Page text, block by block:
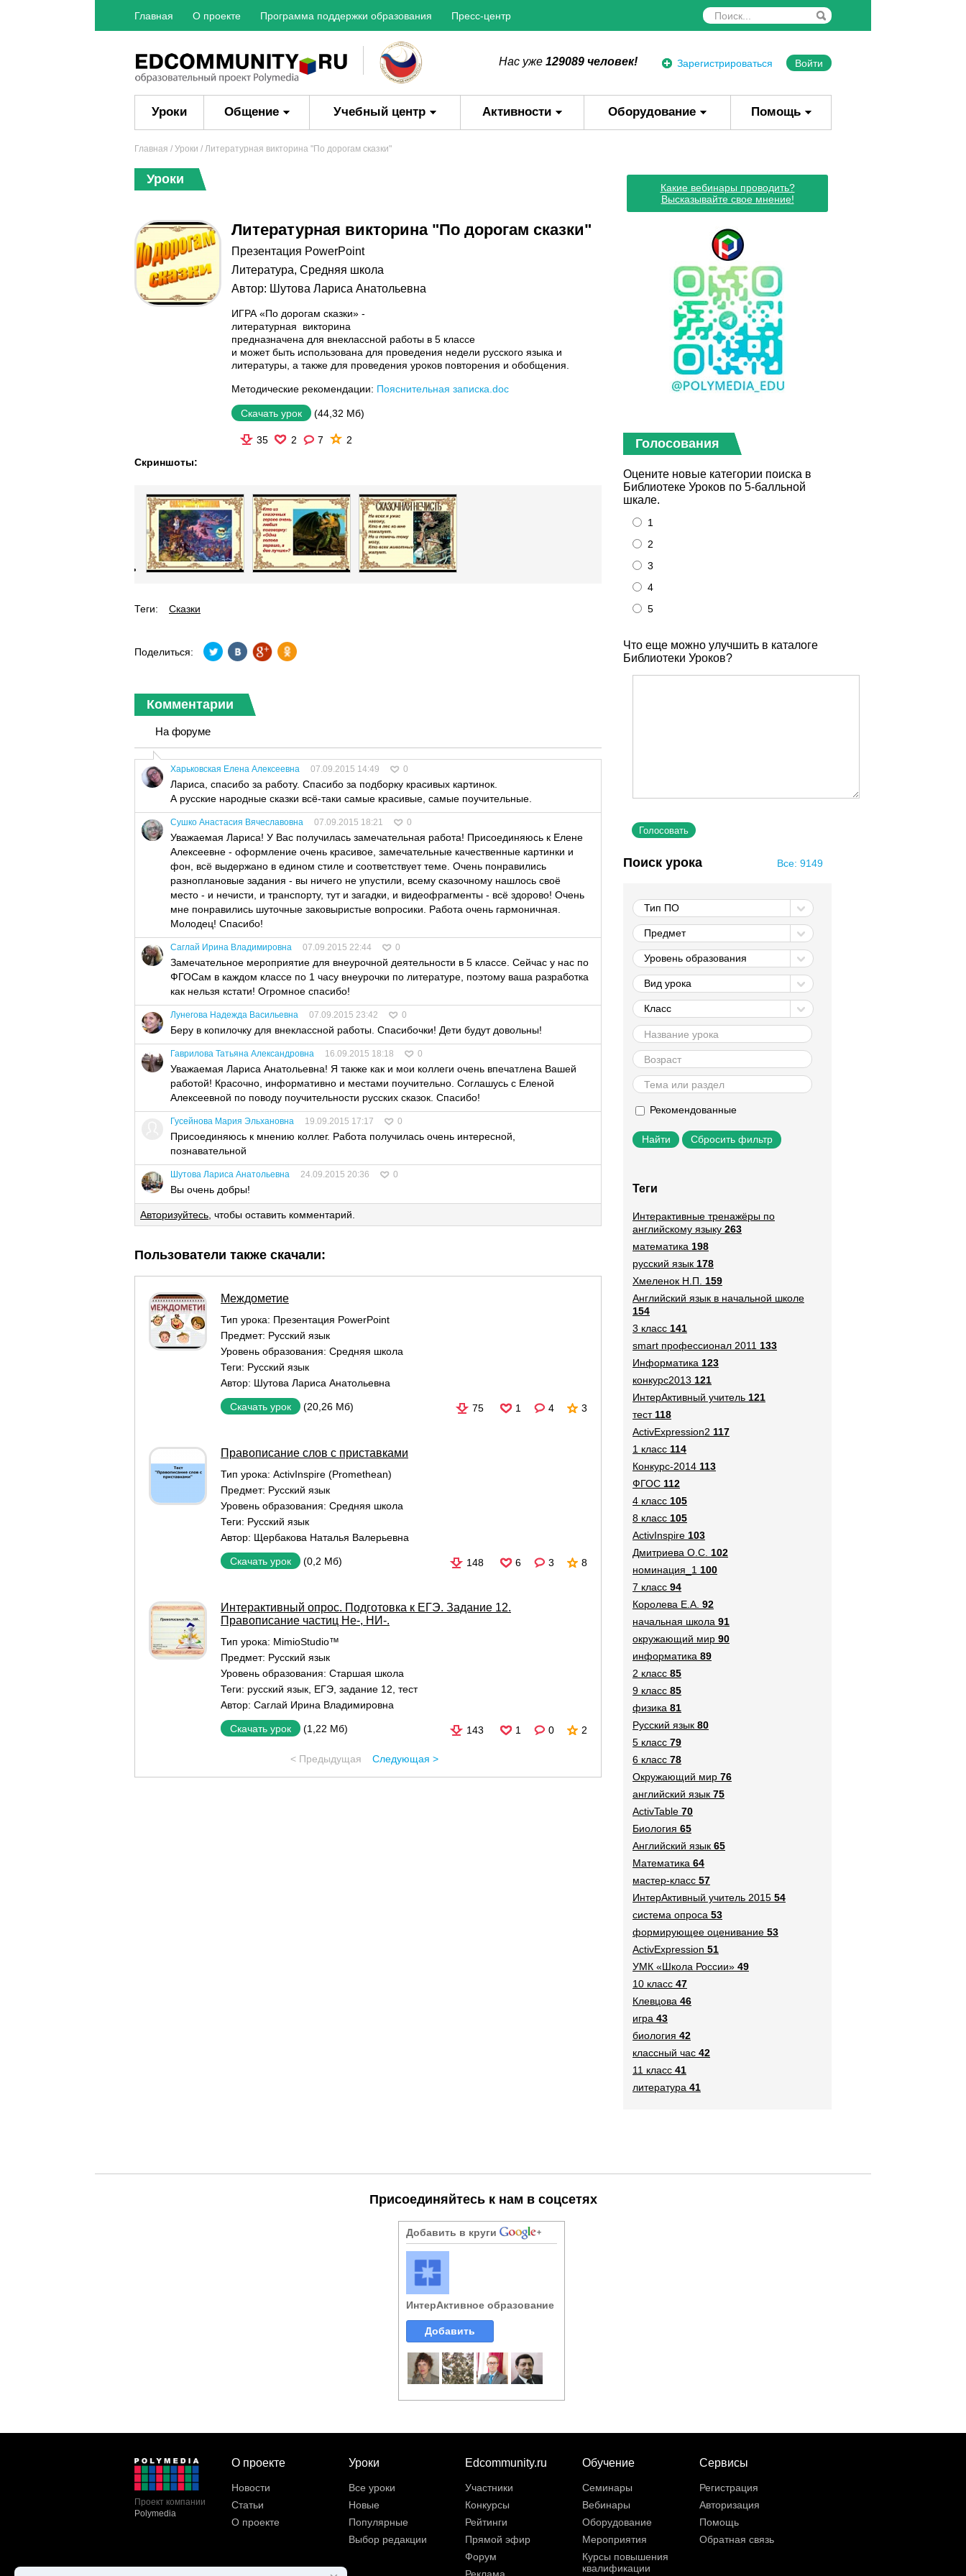
Главная О проекте Программа поддержки образования Пресс-центр
Зарегистрироваться Войти
Нас уже 129089 человек!
Уроки Общение Учебный центр Активности Оборудование Помощь
Главная / Уроки / Литературная викторина "По дорогам сказки"
Уроки
Литературная викторина "По дорогам сказки"
Презентация PowerPoint
Литература, Средняя школа
Автор: Шутова Лариса Анатольевна
ИГРА «По дорогам сказки» -
литературная викторина
предназначена для внеклассной работы в 5 классе
и может быть использована для проведения недели русского языка и
литературы, а также для проведения уроков повторения и обобщения.
Методические рекомендации: Пояснительная записка.doc
Скачать урок (44,32 Мб)
35 2 7
2
Скриншоты:
Теги: Сказки
Поделиться:
Комментарии
На форуме
Харьковская Елена Алексеевна 07.09.2015 14:49 0
Лариса, спасибо за работу. Спасибо за подборку красивых картинок.
А русские народные сказки всё-таки самые красивые, самые поучительные.
Сушко Анастасия Вячеславовна 07.09.2015 18:21 0
Уважаемая Лариса! У Вас получилась замечательная работа! Присоединяюсь к Елене
Алексеевне - оформление очень красивое, замечательные качественные картинки и
фон, всё выдержано в едином стиле и соответствует теме. Очень понравились
разноплановые задания - вы ничего не упустили, всему сказочному нашлось своё
место - и нечисти, и транспорту, тут и загадки, и видеофрагменты - всё здорово! Очень
мне понравились шуточные заковыристые вопросики. Работа очень гармоничная.
Молодец! Спасибо!
Саглай Ирина Владимировна 07.09.2015 22:44 0
Замечательное мероприятие для внеурочной деятельности в 5 классе. Сейчас у нас по
ФГОСам в каждом классе по 1 часу внеурочки по литературе, поэтому ваша разработка
как нельзя кстати! Огромное спасибо!
Лунегова Надежда Васильевна 07.09.2015 23:42 0
Беру в копилочку для внеклассной работы. Спасибочки! Дети будут довольны!
Гаврилова Татьяна Александровна 16.09.2015 18:18 0
Уважаемая Лариса Анатольевна! Я также как и мои коллеги очень впечатлена Вашей
работой! Красочно, информативно и местами поучительно. Соглашусь с Еленой
Алексеевной по поводу поучительности русских сказок. Спасибо!
Гусейнова Мария Эльхановна 19.09.2015 17:17 0
Присоединяюсь к мнению коллег. Работа получилась очень интересной,
познавательной
Шутова Лариса Анатольевна 24.09.2015 20:36 0
Вы очень добры!
Авторизуйтесь , чтобы оставить комментарий.
Пользователи также скачали:
Междометие
Тип урока: Презентация PowerPoint
Предмет: Русский язык
Уровень образования: Средняя школа
Теги: Русский язык
Автор: Шутова Лариса Анатольевна
Скачать урок (20,26 Мб) 75 1 4 3
Правописание слов с приставками
Тип урока: ActivInspire (Promethean)
Предмет: Русский язык
Уровень образования: Средняя школа
Теги: Русский язык
Автор: Щербакова Наталья Валерьевна
Скачать урок (0,2 Мб) 148 6 3 8
Интерактивный опрос. Подготовка к ЕГЭ. Задание 12.
Правописание частиц Не-, НИ-.
Тип урока: MimioStudio™
Предмет: Русский язык
Уровень образования: Старшая школа
Теги: русский язык ЕГЭ задание 12 тест
Автор: Саглай Ирина Владимировна
Скачать урок (1,22 Мб) 143 1 0 2
< Предыдущая Следующая >
Какие вебинары проводить?
Высказывайте свое мнение!
Голосования
Оцените новые категории поиска в
Библиотеке Уроков по 5-балльной
шкале.
1
2
3
4
5
Что еще можно улучшить в каталоге
Библиотеки Уроков?
Все: 9149
Поиск урока
Тип ПО
Предмет
Уровень образования
Вид урока
Класс
Рекомендованные
Сбросить фильтр
Теги
Интерактивные тренажёры по
английскому языку 263
математика 198
русский язык 178
Хмеленок Н.П.
159
Английский язык в начальной школе
154
3 класс 141
smart профессионал 2011 133
Информатика 123
конкурс2013 121
ИнтерАктивный учитель 121
тест118
ActivExpression2 117
1 класс 114
Конкурс-2014 113
ФГОС 112
4 класс 105
8 класс 105
ActivInspire 103
Дмитриева О.С. 102
номинация_1 100
7 класс 94
Королева Е.А. 92
начальная школа 91
окружающий мир 90
информатика 89
2 класс 85
9 класс 85
физика 81
Русский язык 80
5 класс 79
6 класс 78
Окружающий мир 76
английский язык 75
ActivTable 70
Биология 65
Английский язык 65
Математика 64
мастер-класс 57
ИнтерАктивный учитель 2015 54
система опроса 53
формирующее оценивание 53
ActivExpression 51
УМК «Школа России» 49
10 класс 47
Клевцова 46
игра 43
биология 42
классный час 42
11 класс 41
литература 41
Присоединяйтесь к нам в соцсетях
Добавить в круги
ИнтерАктивное образование
Добавить
Проект компании
Polymedia
О проекте
Новости
Статьи
О проекте
Уроки
Все уроки
Новые
Популярные
Выбор редакции
Edcommunity.ru
Участники
Конкурсы
Рейтинги
Прямой эфир
Форум
Реклама
Обучение
Семинары
Вебинары
Оборудование
Мероприятия
Курсы повышения
квалификации
Сервисы
Регистрация
Авторизация
Помощь
Обратная связь